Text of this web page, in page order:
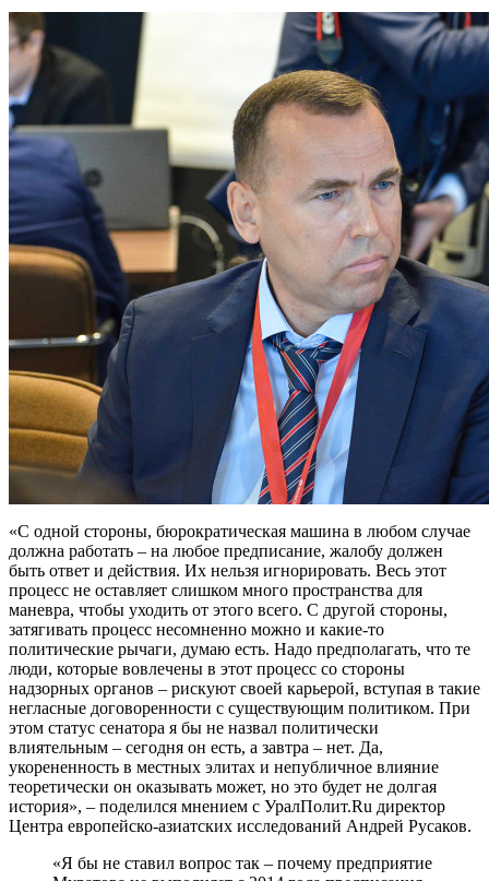
«С одной стороны, бюрократическая машина в любом случае
должна работать – на любое предписание, жалобу должен
быть ответ и действия. Их нельзя игнорировать. Весь этот
процесс не оставляет слишком много пространства для
маневра, чтобы уходить от этого всего. С другой стороны,
затягивать процесс несомненно можно и какие-то
политические рычаги, думаю есть. Надо предполагать, что те
люди, которые вовлечены в этот процесс со стороны
надзорных органов – рискуют своей карьерой, вступая в такие
негласные договоренности с существующим политиком. При
этом статус сенатора я бы не назвал политически
влиятельным – сегодня он есть, а завтра – нет. Да,
укорененность в местных элитах и непубличное влияние
теоретически он оказывать может, но это будет не долгая
история», – поделился мнением с УралПолит.Ru директор
Центра европейско-азиатских исследований Андрей Русаков.
«Я бы не ставил вопрос так – почему предприятие